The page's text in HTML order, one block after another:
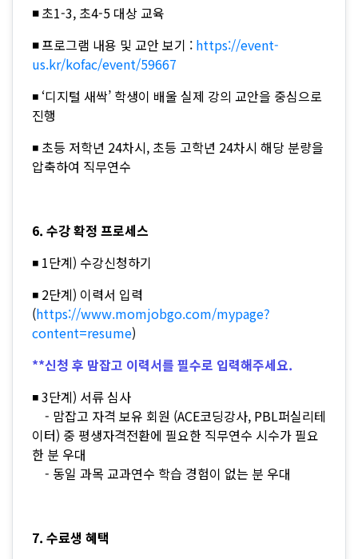
◾초1-3, 초4-5 대상 교육
◾프로그램 내용 및 교안 보기 : https://event-
us.kr/kofac/event/59667
◾ ‘디지털 새싹’ 학생이 배울 실제 강의 교안을 중심으로
진행
◾ 초등 저학년 24차시, 초등 고학년 24차시 해당 분량을
압축하여 직무연수
6. 수강 확정 프로세스
◾ 1단계) 수강신청하기
◾ 2단계) 이력서 입력
(https://www.momjobgo.com/mypage?
content=resume)
**신청 후 맘잡고 이력서를 필수로 입력해주세요.
◾ 3단계) 서류 심사
- 맘잡고 자격 보유 회원 (ACE코딩강사, PBL퍼실리테
이터) 중 평생자격전환에 필요한 직무연수 시수가 필요
한 분 우대
- 동일 과목 교과연수 학습 경험이 없는 분 우대
7. 수료생 혜택